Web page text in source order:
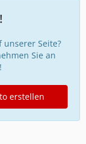
unserer Seite?
Sie an
erstellen